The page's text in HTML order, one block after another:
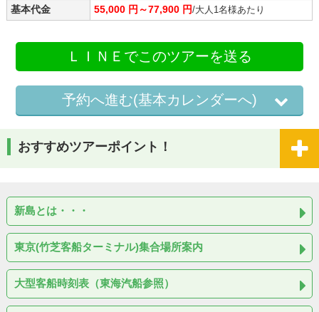
基本代金
55,000 円～77,900 円/大人1名様あたり
ＬＩＮＥでこのツアーを送る
予約へ進む(基本カレンダーへ)
おすすめツアーポイント！
新島とは・・・
東京(竹芝客船ターミナル)集合場所案内
大型客船時刻表（東海汽船参照）